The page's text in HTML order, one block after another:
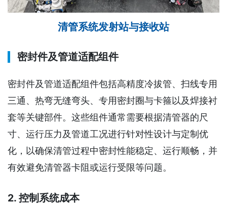
清管系统发射站与接收站
密封件及管道适配组件
密封件及管道适配组件包括高精度冷拔管、扫线专用
三通、热弯无缝弯头、专用密封圈与卡箍以及焊接衬
套等关键部件。这些组件通常需要根据清管器的尺
寸、运行压力及管道工况进行针对性设计与定制优
化，以确保清管过程中密封性能稳定、运行顺畅，并
有效避免清管器卡阻或运行受限等问题。
2. 控制系统成本